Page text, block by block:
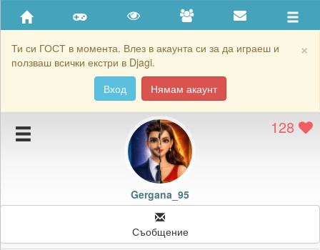
×
Ти си ГОСТ в момента. Влез в акаунта си за да играеш и
ползваш всички екстри в Djagi.
Вход
Нямам акаунт
Приятели
Хронология на игри
Подаръците на Gergana_95
Картичките на Gergana_95
Блокирай Gergana_95
128
Gergana_95
Съобщение